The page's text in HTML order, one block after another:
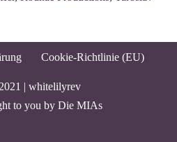
Cookie-Richtlinie (EU)
| whitelilyrev
to you by Die MIAs